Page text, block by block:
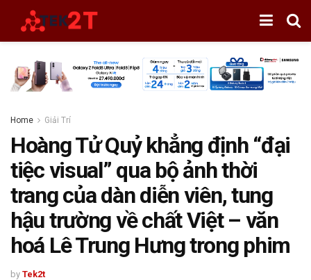
Home Giải Trí
Hoàng Tử Quỷ khẳng định “đại
tiệc visual” qua bộ ảnh thời
trang của dàn diễn viên, tung
hậu trường về chất Việt – văn
hoá Lê Trung Hưng trong phim
by Tek2t